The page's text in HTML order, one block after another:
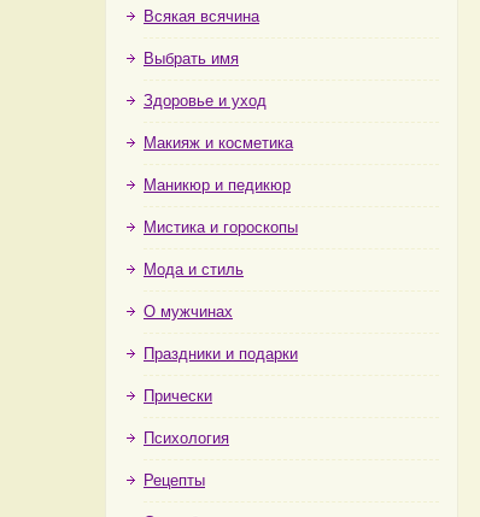
Всякая всячина
Выбрать имя
Здоровье и уход
Макияж и косметика
Маникюр и педикюр
Мистика и гороскопы
Мода и стиль
О мужчинах
Праздники и подарки
Прически
Психология
Рецепты